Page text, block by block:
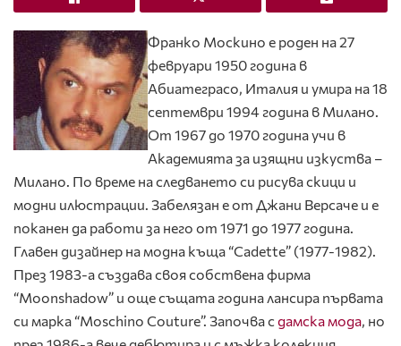
Франко Москино е роден на 27
февруари 1950 година в
Абиатеграсо, Италия и умира на 18
септември 1994 година в Милано.
От 1967 до 1970 година учи в
Академията за изящни изкуства –
Милано. По време на следването си рисува скици и
модни илюстрации. Забелязан е от Джани Версаче и е
поканен да работи за него от 1971 до 1977 година.
Главен дизайнер на модна къща “Cadette” (1977-1982).
През 1983-а създава своя собствена фирма
“Moonshadow” и още същата година лансира първата
си марка “Moschino Couture”. Започва с дамска мода, но